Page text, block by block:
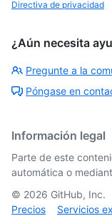
Directiva de privacidad
¿Aún necesita
Pregunte a la
Póngase en
Información legal
Parte de este
automática o
© 2026 GitHub, Inc.
Precios
Servicios